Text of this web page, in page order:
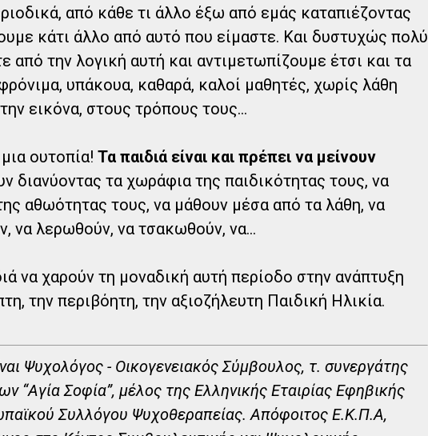
από κάθε τι άλλο έξω από εμάς καταπιέζοντας
κάτι άλλο από αυτό που είμαστε. Και δυστυχώς πολύ
από την λογική αυτή και αντιμετωπίζουμε έτσι και τα
υπάκουα, καθαρά, καλοί μαθητές, χωρίς λάθη
εικόνα, στους τρόπους τους...
ουτοπία! Τα παιδιά είναι και πρέπει να μείνουν
διανύοντας τα χωράφια της παιδικότητας τους, να
αθωότητας τους, να μάθουν μέσα από τα λάθη, να
να λερωθούν, να τσακωθούν, να...
να χαρούν τη μοναδική αυτή περίοδο στην ανάπτυξη
την περιβόητη, την αξιοζήλευτη Παιδική Ηλικία.
Ψυχολόγος - Οικογενειακός Σύμβουλος, τ. συνεργάτης
“Αγία Σοφία”, μέλος της Ελληνικής Εταιρίας Εφηβικής
Συλλόγου Ψυχοθεραπείας. Απόφοιτος Ε.Κ.Π.Α,